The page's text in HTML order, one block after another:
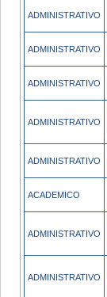
ADMINISTRATIVO
ADMINISTRATIVO
ADMINISTRATIVO
ADMINISTRATIVO
ADMINISTRATIVO
ACADEMICO
ADMINISTRATIVO
ADMINISTRATIVO